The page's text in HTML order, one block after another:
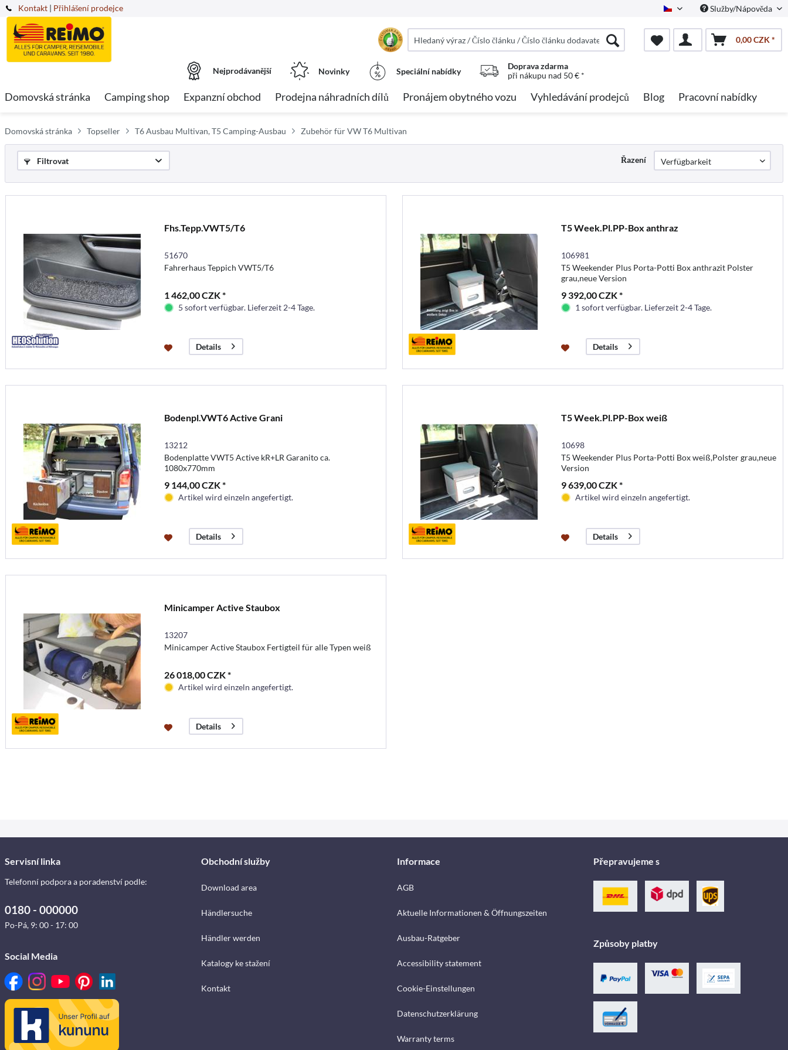
Kontakt Czech Služby/Nápověda
| Přihlášení prodejce
0,00 CZK *
Nejprodávanější Novinky Speciální nabídky
Doprava zdarma
při nákupu nad 50 € *
Domovská stránka Camping shop Expanzní obchod Prodejna náhradních dílů Pronájem obytného vozu Vyhledávání prodejců Blog Pracovní nabídky
Domovská stránka Topseller T6 Ausbau Multivan, T5 Camping-Ausbau Zubehör für VW T6 Multivan
Filtrovat Řazení
Fhs.Tepp.VWT5/T6
51670
Fahrerhaus Teppich VWT5/T6
1 462,00 CZK *
5 sofort verfügbar. Lieferzeit 2-4 Tage.
Details
T5 Week.Pl.PP-Box anthraz
106981
T5 Weekender Plus Porta-Potti Box anthrazit Polster
grau,neue Version
9 392,00 CZK *
1 sofort verfügbar. Lieferzeit 2-4 Tage.
Details
Bodenpl.VWT6 Active Grani
13212
Bodenplatte VWT5 Active kR+LR Garanito ca.
1080x770mm
9 144,00 CZK *
Artikel wird einzeln angefertigt.
Details
T5 Week.Pl.PP-Box weiß
10698
T5 Weekender Plus Porta-Potti Box weiß,Polster grau,neue
Version
9 639,00 CZK *
Artikel wird einzeln angefertigt.
Details
Minicamper Active Staubox
13207
Minicamper Active Staubox Fertigteil für alle Typen weiß
26 018,00 CZK *
Artikel wird einzeln angefertigt.
Details
Servisní linka
Telefonní podpora a poradenství podle:
0180 - 000000
Po-Pá, 9: 00 - 17: 00
Social Media
Obchodní služby
Download area
Händlersuche
Händler werden
Katalogy ke stažení
Kontakt
Informace
AGB
Aktuelle Informationen & Öffnungszeiten
Ausbau-Ratgeber
Accessibility statement
Cookie-Einstellungen
Datenschutzerklärung
Warranty terms
Přepravujeme s
Způsoby platby